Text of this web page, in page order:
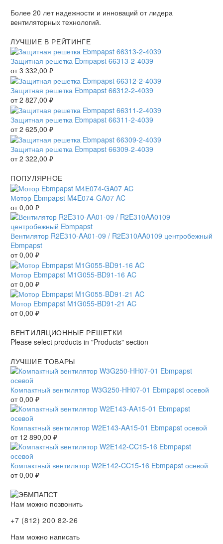
Более 20 лет надежности и инноваций от лидера
вентиляторных технологий.
ЛУЧШИЕ В РЕЙТИНГЕ
Защитная решетка Ebmpapst 66313-2-4039
от3 332,00 ₽
Защитная решетка Ebmpapst 66312-2-4039
от2 827,00 ₽
Защитная решетка Ebmpapst 66311-2-4039
от2 625,00 ₽
Защитная решетка Ebmpapst 66309-2-4039
от2 322,00 ₽
ПОПУЛЯРНОЕ
Мотор Ebmpapst M4E074-GA07 AC
от0,00 ₽
Вентилятор R2E310-AA01-09 / R2E310AA0109 центробежный
Ebmpapst
от0,00 ₽
Мотор Ebmpapst M1G055-BD91-16 AC
от0,00 ₽
Мотор Ebmpapst M1G055-BD91-21 AC
от0,00 ₽
ВЕНТИЛЯЦИОННЫЕ РЕШЕТКИ
Please select products in "Products" section
ЛУЧШИЕ ТОВАРЫ
Компактный вентилятор W3G250-HH07-01 Ebmpapst осевой
от0,00 ₽
Компактный вентилятор W2E143-AA15-01 Ebmpapst осевой
от 12 890,00 ₽
Компактный вентилятор W2E142-CC15-16 Ebmpapst осевой
от0,00 ₽
Нам можно позвонить
+7 (812) 200 82-26
Нам можно написать